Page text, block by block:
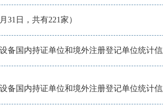
31日，共有221家）
备国内持证单位和境外注册登记单位统计
备国内持证单位和境外注册登记单位统计